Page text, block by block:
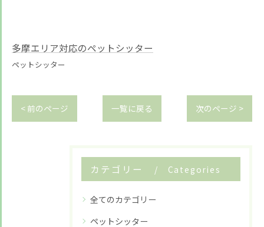
多摩エリア対応のペットシッター
ペットシッター
< 前のページ 一覧に戻る 次のページ >
カテゴリー Categories
全てのカテゴリー
ペットシッター